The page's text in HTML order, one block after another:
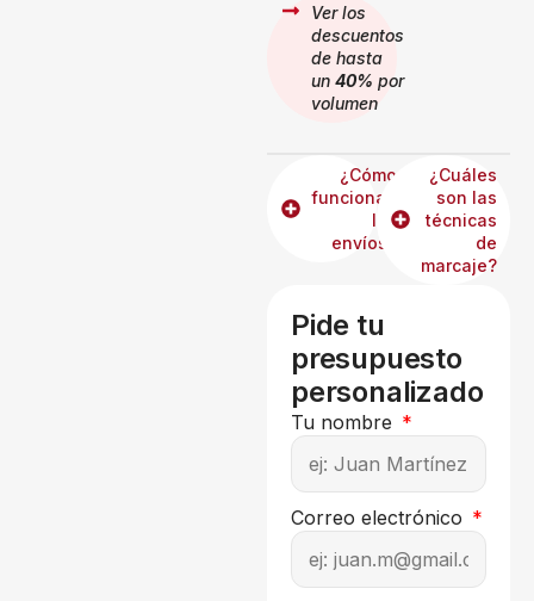
Ver los
descuentos
de hasta
un 40% por
volumen
¿Cómo
funcionan
los
envíos?
¿Cuáles
son las
técnicas
de
marcaje?
Pide tu
presupuesto
personalizado
Tu nombre
Correo electrónico